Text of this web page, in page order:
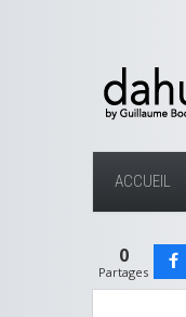
ACCUEIL
0
Partages